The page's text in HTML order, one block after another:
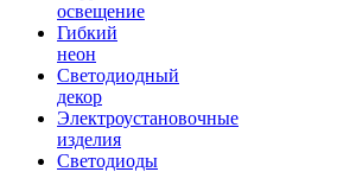
освещение
Гибкий
неон
Светодиодный
декор
Электроустановочные
изделия
Светодиоды